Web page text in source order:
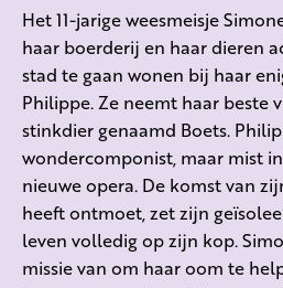
Het 11-jarige weesmeisje
haar boerderij en haar dieren
stad te gaan wonen bij haar
Philippe. Ze neemt haar beste
stinkdier genaamd Boets.
wondercomponist, maar mist
nieuwe opera. De komst van
heeft ontmoet, zet zijn
leven volledig op zijn kop.
missie van om haar oom te